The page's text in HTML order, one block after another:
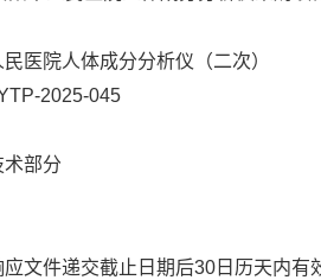
医院人体成分分析仪 （二次）
2025-045
部分
文件递交截止日期后30 日历天内有